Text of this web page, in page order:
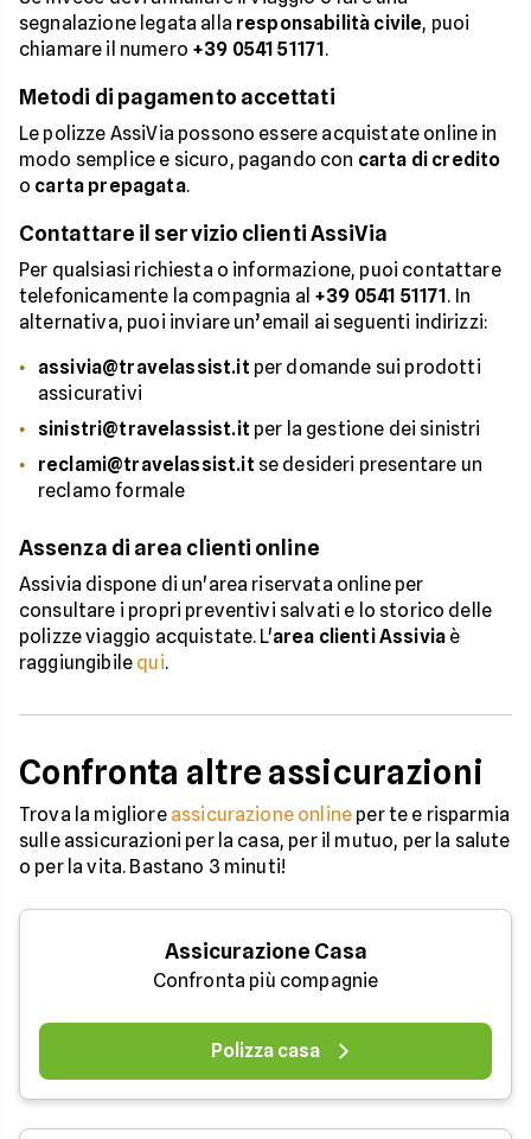
segnalazione legata alla responsabilità civile, puoi
chiamare il numero +39 0541 51171.
Metodi di pagamento accettati
Le polizze AssiVia possono essere acquistate online in
modo semplice e sicuro, pagando con carta di credito
o carta prepagata.
Contattare il servizio clienti AssiVia
Per qualsiasi richiesta o informazione, puoi contattare
telefonicamente la compagnia al +39 0541 51171. In
alternativa, puoi inviare un’email ai seguenti indirizzi:
assivia@travelassist.it per domande sui prodotti
assicurativi
sinistri@travelassist.it per la gestione dei sinistri
reclami@travelassist.it se desideri presentare un
reclamo formale
Assenza di area clienti online
Assivia dispone di un'area riservata online per
consultare i propri preventivi salvati e lo storico delle
polizze viaggio acquistate. L'area clienti Assivia è
raggiungibile qui.
Confronta altre assicurazioni
Trova la migliore assicurazione online per te e risparmia
sulle assicurazioni per la casa, per il mutuo, per la salute
o per la vita. Bastano 3 minuti!
Assicurazione Casa
Confronta più compagnie
Polizza casa